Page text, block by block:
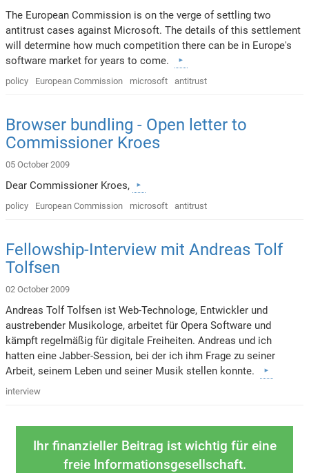
The European Commission is on the verge of settling two
antitrust cases against Microsoft. The details of this settlement
will determine how much competition there can be in Europe's
software market for years to come.
policy European Commission microsoft antitrust
Browser bundling - Open letter to
Commissioner Kroes
05 October 2009
Dear Commissioner Kroes,
policy European Commission microsoft antitrust
Fellowship-Interview mit Andreas Tolf
Tolfsen
02 October 2009
Andreas Tolf Tolfsen ist Web-Technologe, Entwickler und
austrebender Musikologe, arbeitet für Opera Software und
kämpft regelmäßig für digitale Freiheiten. Andreas und ich
hatten eine Jabber-Session, bei der ich ihm Frage zu seiner
Arbeit, seinem Leben und seiner Musik stellen konnte.
interview
Ihr finanzieller Beitrag ist wichtig für eine
freie Informationsgesellschaft.